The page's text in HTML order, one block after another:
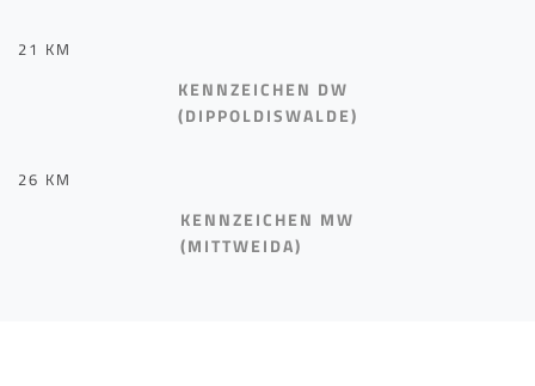
21 KM
KENNZEICHEN DW
(DIPPOLDISWALDE)
26 KM
KENNZEICHEN MW
(MITTWEIDA)